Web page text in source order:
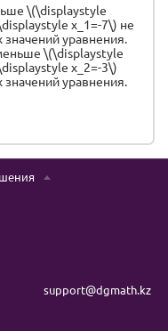
\(\displaystyle
x_1=-7\) не
уравнения.
\(\displaystyle
x_2=-3\)
уравнения.
support@dgmath.kz